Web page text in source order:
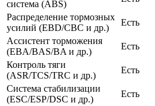
система (ABS)
Распределение тормозных
усилий (EBD/CBC и др.)
Есть
Ассистент торможения
(EBA/BAS/BA и др.)
Есть
Контроль тяги
(ASR/TCS/TRC и др.)
Есть
Система стабилизации
(ESC/ESP/DSC и др.)
Есть